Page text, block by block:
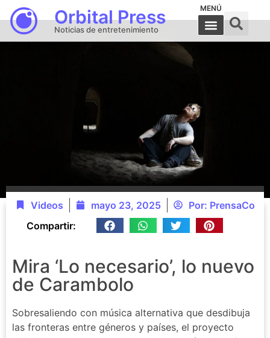
Orbital Press
Noticias de entretenimiento
MENÚ
Videos mayo 23, 2025 Por: PrensaCo
Compartir:
Mira ‘Lo necesario’, lo nuevo
de Carambolo
Sobresaliendo con música alternativa que desdibuja
las fronteras entre géneros y países, el proyecto